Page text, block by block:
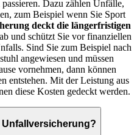
Dazu zählen Unfälle,
zum Beispiel wenn Sie Sport
deckt die längerfristigen
ab und schützt Sie vor finanziellen
Sind Sie zum Beispiel nach
angewiesen und müssen
vornehmen, dann können
entstehen. Mit der Leistung aus
diese Kosten gedeckt werden.
Unfallversicherung?